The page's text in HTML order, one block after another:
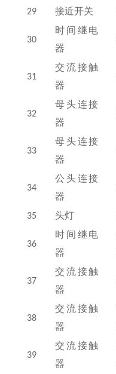
29
接近开关
30
时间继电
器
31
交流接触
器
32
母头连接
器
33
母头连接
器
34
公头连接
器
35 头灯
36
时间继电
器
37
交流接触
器
38
交流接触
器
39
交流接触
器